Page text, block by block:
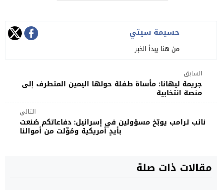
حسيمة سيتي
من هنا يبدأ الخبر
السابق
جريمة ليهانا: مأساة طفلة حولها اليمين المتطرف إلى
منصة انتخابية
التالي
نائب ترامب يوبّخ مسؤولين في إسرائيل: دفاعاتكم صُنعت
بأيدٍ أمريكية ومُوِّلت من أموالنا
مقالات ذات صلة